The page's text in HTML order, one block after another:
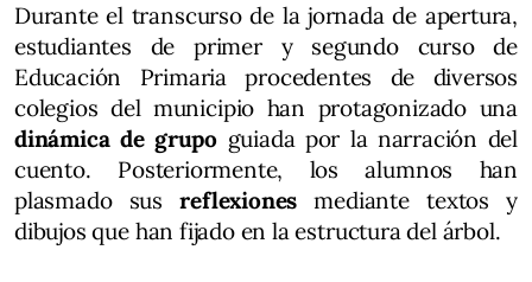
Durante el transcurso de la jornada de apertura,
estudiantes de primer y segundo curso de
Educación Primaria procedentes de diversos
colegios del municipio han protagonizado una
dinámica de grupo guiada por la narración del
cuento. Posteriormente, los alumnos han
plasmado susreflexiones mediante textos y
dibujos que han fijado en la estructura del árbol.